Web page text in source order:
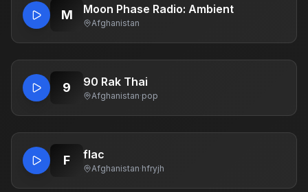
M Moon Phase Radio: Ambient
Afghanistan
9 90 Rak Thai
Afghanistan·pop
F flac
Afghanistan·hfryjh